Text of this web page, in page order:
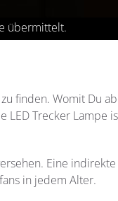
finden. Womit Du
LED Trecker Lampe
Eine
in jedem Alter.